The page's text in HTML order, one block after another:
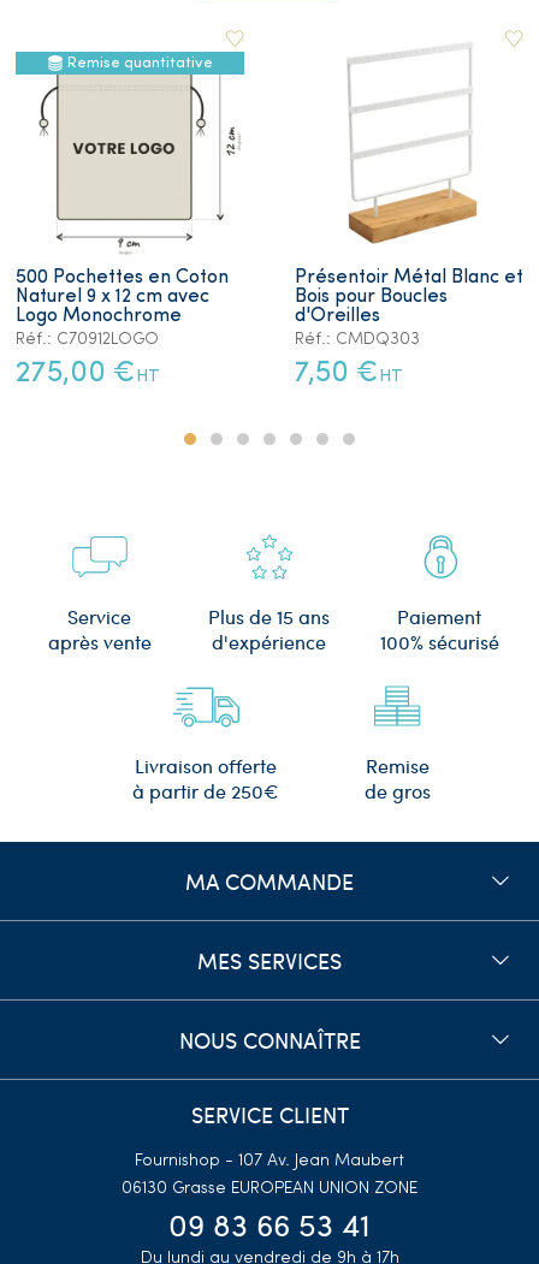
Remise quantitative
500 Pochettes en Coton
Naturel 9 x 12 cm avec
Logo Monochrome
Réf.: C70912LOGO
275,00 € HT
Présentoir Métal Blanc et
Bois pour Boucles
d'Oreilles
Réf.: CMDQ303
7,50 € HT
Service
après vente
Plus de 15 ans
d'expérience
Paiement
100% sécurisé
Livraison offerte
à partir de 250€
Remise
de gros
MA COMMANDE
MES SERVICES
NOUS CONNAÎTRE
SERVICE CLIENT
Fournishop - 107 Av. Jean Maubert
06130 Grasse EUROPEAN UNION ZONE
09 83 66 53 41
Du lundi au vendredi de 9h à 17h